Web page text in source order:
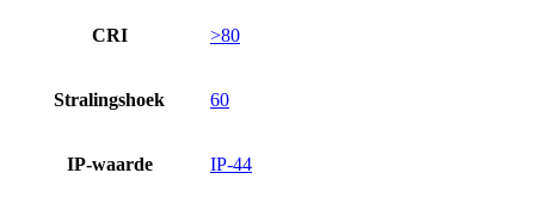
CRI >80
Stralingshoek 60
IP-waarde IP-44